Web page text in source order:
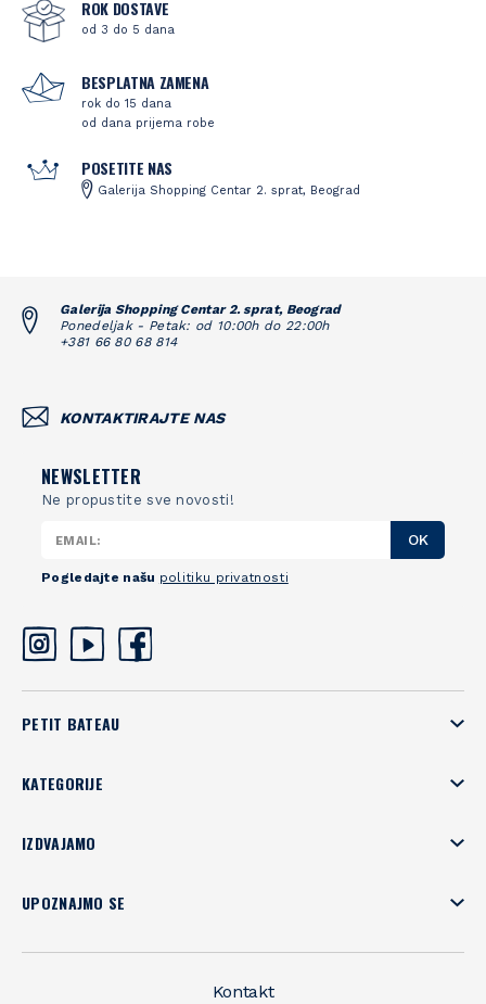
ROK DOSTAVE
od 3 do 5 dana
BESPLATNA ZAMENA
rok do 15 dana
od dana prijema robe
POSETITE NAS
Galerija Shopping Centar 2. sprat, Beograd
Galerija Shopping Centar 2. sprat, Beograd
Ponedeljak - Petak: od 10:00h do 22:00h
+381 66 80 68 814
KONTAKTIRAJTE NAS
NEWSLETTER
Ne propustite sve novosti!
OK
Pogledajte našu politiku privatnosti
PETIT BATEAU
KATEGORIJE
IZDVAJAMO
UPOZNAJMO SE
Kontakt